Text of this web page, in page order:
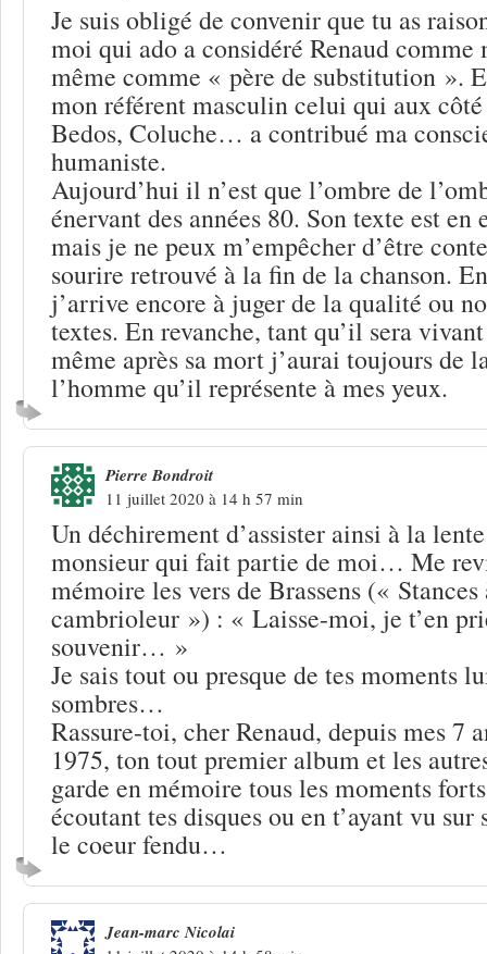
Je suis obligé de convenir que tu as
moi qui ado a considéré Renaud comme
même comme « père de substitution ».
mon référent masculin celui qui aux côté
Bedos, Coluche… a contribué ma
humaniste.
Aujourd’hui il n’est que l’ombre de
énervant des années 80. Son texte est
mais je ne peux m’empêcher d’être
sourire retrouvé à la fin de la chanson.
j’arrive encore à juger de la qualité ou
textes. En revanche, tant qu’il sera
même après sa mort j’aurai toujours de
l’homme qu’il représente à mes yeux.
Pierre Bondroit
11 juillet 2020 à 14 h 57 min
Un déchirement d’assister ainsi à la
monsieur qui fait partie de moi… Me
mémoire les vers de Brassens (« Stances
cambrioleur ») : « Laisse-moi, je t’en
souvenir… »
Je sais tout ou presque de tes moments
sombres…
Rassure-toi, cher Renaud, depuis mes 7
1975, ton tout premier album et les
garde en mémoire tous les moments
écoutant tes disques ou en t’ayant vu
le coeur fendu…
Jean-marc Nicolai